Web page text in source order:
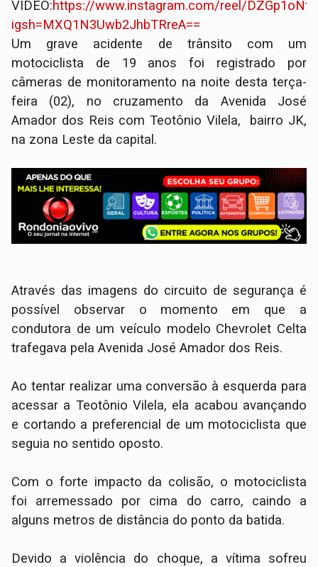
VIDEO:https://www.instagram.com/reel/
igsh=MXQ1N3Uwb2JhbTRreA==
Um grave acidente de trânsito com um
motociclista de 19 anos foi registrado por
câmeras de monitoramento na noite desta terça-
feira (02), no cruzamento da Avenida José
Amador dos Reis com Teotônio Vilela, bairro JK,
na zona Leste da capital.
​Através das imagens do circuito de segurança é
possível observar o momento em que a
condutora de um veículo modelo Chevrolet Celta
trafegava pela Avenida José Amador dos Reis.
Ao tentar realizar uma conversão à esquerda para
acessar a Teotônio Vilela, ela acabou avançando
e cortando a preferencial de um motociclista que
seguia no sentido oposto.
​Com o forte impacto da colisão, o motociclista
foi arremessado por cima do carro, caindo a
alguns metros de distância do ponto da batida.
Devido a violência do choque, a vítima sofreu